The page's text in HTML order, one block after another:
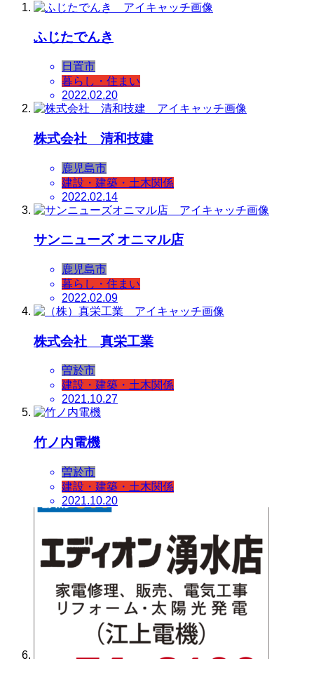
ふじたでんき
日置市
暮らし・住まい
2022.02.20
株式会社 清和技建
鹿児島市
建設・建築・土木関係
2022.02.14
サンニューズ オニマル店
鹿児島市
暮らし・住まい
2022.02.09
株式会社 真栄工業
曽於市
建設・建築・土木関係
2021.10.27
竹ノ内電機
曽於市
建設・建築・土木関係
2021.10.20